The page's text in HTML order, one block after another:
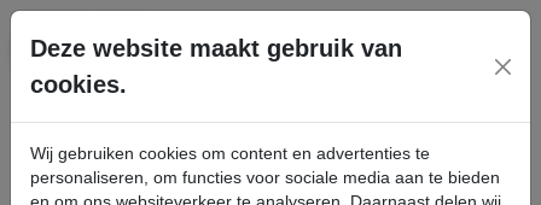
Ga direct naar de hoofdinhoud van deze pagina.
SERVICE PRODUCTEN CONTACT
Deze website maakt gebruik van
cookies.
Wij gebruiken cookies om content en advertenties te
personaliseren, om functies voor sociale media aan te bieden